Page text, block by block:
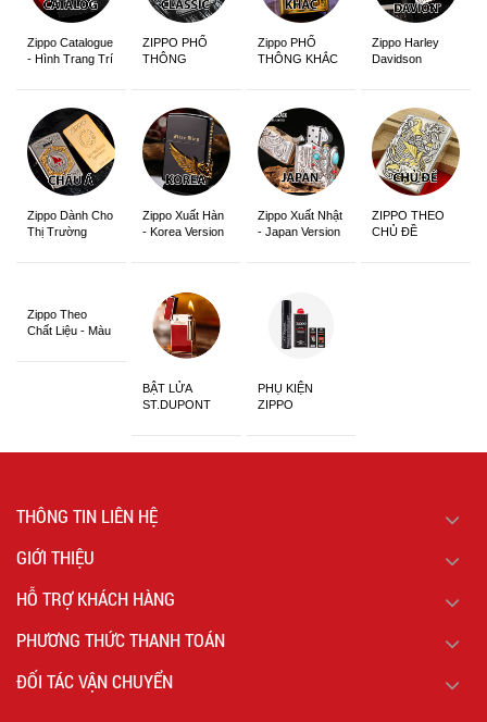
Zippo Catalogue
- Hình Trang Trí
ZIPPO PHỔ
THÔNG
Zippo PHỔ
THÔNG KHẮC
Zippo Harley
Davidson
Zippo Dành Cho
Thị Trường
Zippo Xuất Hàn
- Korea Version
Zippo Xuất Nhật
- Japan Version
ZIPPO THEO
CHỦ ĐỀ
Zippo Theo
Chất Liệu - Màu
BẬT LỬA
ST.DUPONT
PHỤ KIỆN
ZIPPO
THÔNG TIN LIÊN HỆ
GIỚI THIỆU
HỖ TRỢ KHÁCH HÀNG
PHƯƠNG THỨC THANH TOÁN
ĐỐI TÁC VẬN CHUYỂN